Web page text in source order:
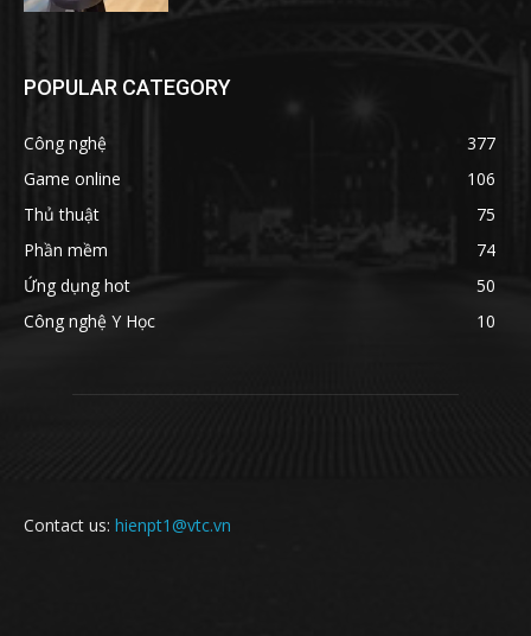
POPULAR CATEGORY
Công nghệ
377
Game online
106
Thủ thuật
75
Phần mềm
74
Ứng dụng hot
50
Công nghệ Y Học
10
Contact us: hienpt1@vtc.vn